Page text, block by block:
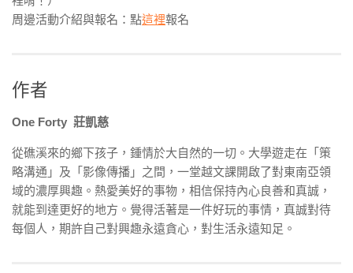
周邊活動介紹與報名：點這裡報名
作者
One Forty 莊凱慈
從礁溪來的鄉下孩子，鍾情於大自然的一切。大學遊走在「策
略溝通」及「影像傳播」之間，一堂越文課開啟了對東南亞領
域的濃厚興趣。熱愛美好的事物，相信保持內心良善和真誠，
就能到達更好的地方。覺得活著是一件好玩的事情，真誠對待
每個人，期許自己對興趣永遠貪心，對生活永遠知足。